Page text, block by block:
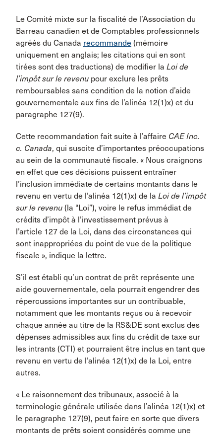
Le Comité mixte sur la fiscalité de l’Association du
Barreau canadien et de Comptables professionnels
agréés du Canada recommande (mémoire
uniquement en anglais; les citations qui en sont
tirées sont des traductions) de modifier la Loi de
l’impôt sur le revenu pour exclure les prêts
remboursables sans condition de la notion d’aide
gouvernementale aux fins de l’alinéa 12(1)x) et du
paragraphe 127(9).
Cette recommandation fait suite à l’affaire CAE Inc.
c. Canada, qui suscite d’importantes préoccupations
au sein de la communauté fiscale. « Nous craignons
en effet que ces décisions puissent entraîner
l’inclusion immédiate de certains montants dans le
revenu en vertu de l’alinéa 12(1)x) de la Loi de l’impôt
sur le revenu (la “Loi”), voire le refus immédiat de
crédits d’impôt à l’investissement prévus à
l’article 127 de la Loi, dans des circonstances qui
sont inappropriées du point de vue de la politique
fiscale », indique la lettre.
S’il est établi qu’un contrat de prêt représente une
aide gouvernementale, cela pourrait engendrer des
répercussions importantes sur un contribuable,
notamment que les montants reçus ou à recevoir
chaque année au titre de la RS&DE sont exclus des
dépenses admissibles aux fins du crédit de taxe sur
les intrants (CTI) et pourraient être inclus en tant que
revenu en vertu de l’alinéa 12(1)x) de la Loi, entre
autres.
« Le raisonnement des tribunaux, associé à la
terminologie générale utilisée dans l’alinéa 12(1)x) et
le paragraphe 127(9), peut faire en sorte que divers
montants de prêts soient considérés comme une